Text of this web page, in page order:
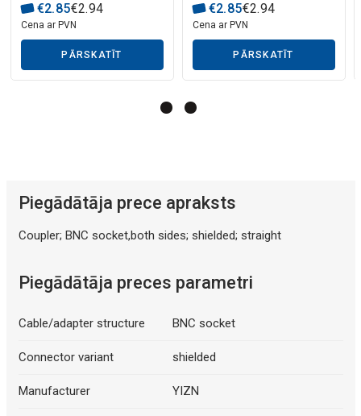
Mākslīgā intelekta apraksts
€2.85€2.94
Cena ar PVN
PĀRSKATĪT
€2.85€2.94
Cena ar PVN
PĀRSKATĪT
Piegādātāja prece apraksts
Coupler; BNC socket,both sides; shielded; straight
Piegādātāja preces parametri
Cable/adapter structure BNC socket
Connector variant shielded
Manufacturer YIZN